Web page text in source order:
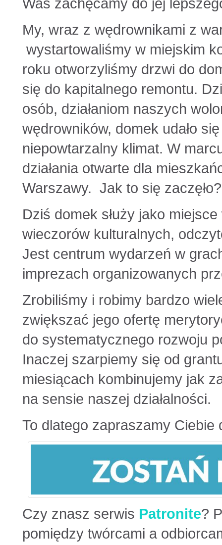
Was zachęcamy do jej
My, wraz z wędrownikami z
wystartowaliśmy w miejskim
roku otworzyliśmy drzwi do
się do kapitalnego remontu.
osób, działaniom naszych
wędrowników, domek udało
niepowtarzalny klimat. W
działania otwarte dla
Warszawy. Jak to się zaczęło?
Dziś domek służy jako
wieczorów kulturalnych,
Jest centrum wydarzeń w
imprezach organizowanych
Zrobiliśmy i robimy bardzo
zwiększać jego ofertę
do systematycznego rozwoju
Inaczej szarpiemy się od
miesiącach kombinujemy jak
na sensie naszej działalności.
To dlatego zapraszamy
Czy znasz serwis Patronite?
pomiędzy twórcami a